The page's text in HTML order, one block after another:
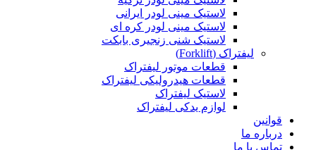
لاستیک مینی لودر ایرانی
لاستیک مینی لودر کره ای
لاستیک شنی زنجیری بابکت
لیفتراک (Forklift)
قطعات موتور لیفتراک
قطعات هیدرولیکی لیفتراک
لاستیک لیفتراک
لوازم یدکی لیفتراک
قوانین
درباره ما
تماس با ما